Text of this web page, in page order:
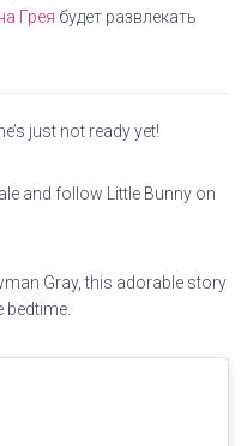
Грея будет развлекать
just not ready yet!
and follow Little Bunny on
Gray, this adorable story
bedtime.